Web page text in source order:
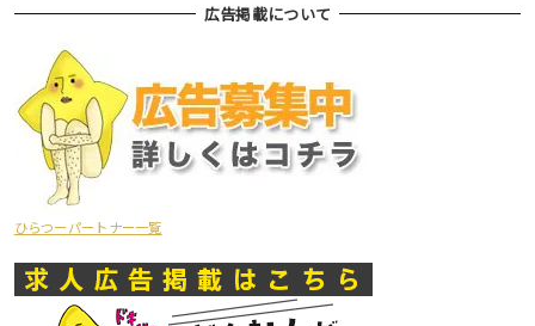
広告掲載について
ひらつーパートナー一覧